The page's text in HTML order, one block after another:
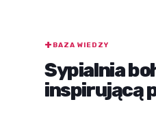
BAZA WIEDZY
Sypialnia
inspirującą